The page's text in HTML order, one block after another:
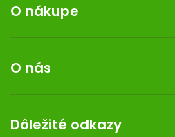
i
O nákupe
Reklamácia a vrátenie tovaru
Doprava a platba
Darček k nákupu
O nás
Kontakt
Dôležité odkazy